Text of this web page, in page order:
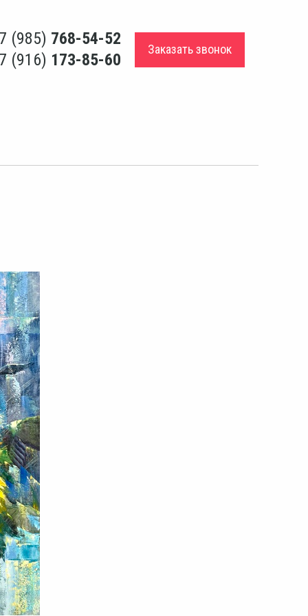
(985) 768-54-52
(916) 173-85-60
Заказать звонок